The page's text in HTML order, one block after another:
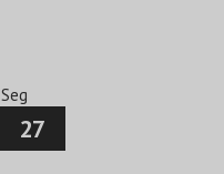
Seg
27